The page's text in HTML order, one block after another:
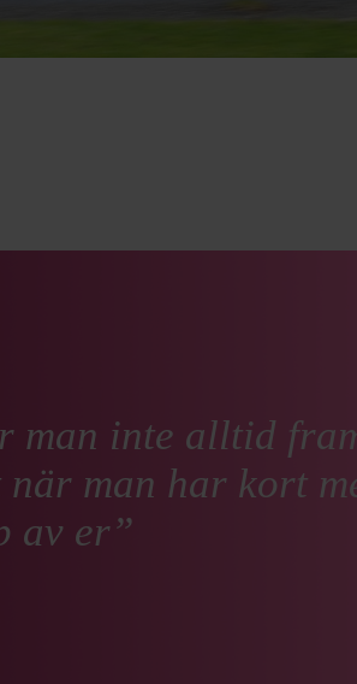
man inte alltid
man har kort
av er